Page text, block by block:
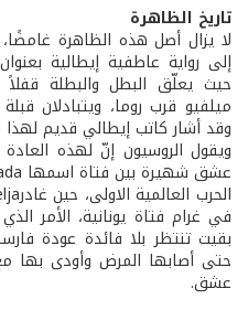
تاريخ الظاهرة
لا يزال أصل هذه الظاهرة
إلى رواية عاطفية إيطالية
حيث يعلّق البطل والبطلة
ميلفيو قرب روما، ويتبادلان
وقد أشار كاتب إيطالي قديم لهذا
ويقول الروسيون إنّ لهذه
في غرام فتاة يونانية، الأمر
بقيت تنتظر بلا فائدة عودة
حتى أصابها المرض وأودى بها
عشق.